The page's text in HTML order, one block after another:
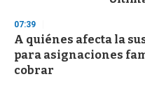
d
s
o
f
3
07:39
A quiénes afecta la
para asignaciones
cobrar